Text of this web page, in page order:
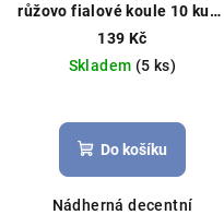
d
růžovo fialové koule 10 kusů
na baterie
139 Kč
Skladem (5 ks)
Do košíku
Nádherná decentní